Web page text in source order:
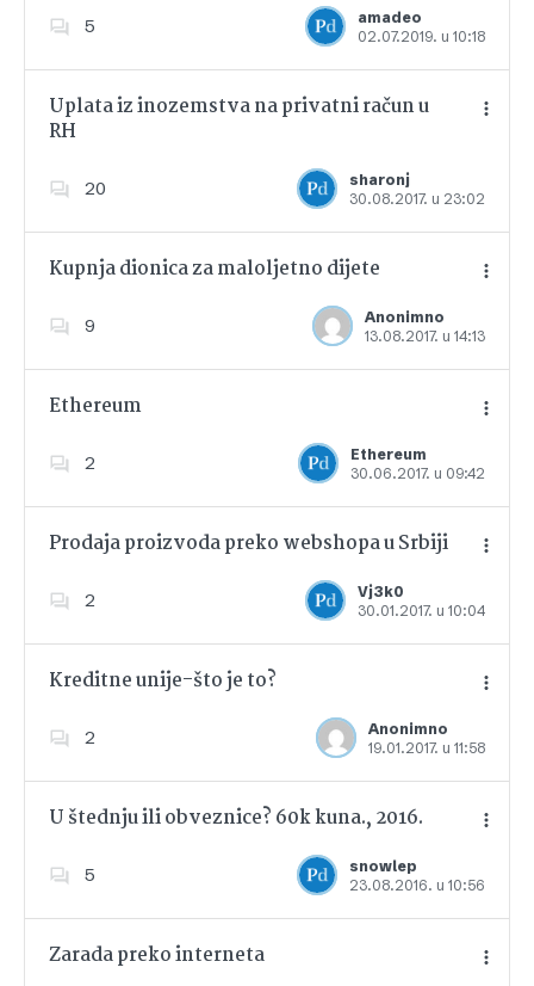
5
amadeo
02.07.2019. u 10:18
Dodajte u favorite
Uplata iz inozemstva na privatni račun u
RH
20
sharonj
30.08.2017. u 23:02
Dodajte u favorite
Kupnja dionica za maloljetno dijete
9
Anonimno
13.08.2017. u 14:13
Dodajte u favorite
Ethereum
2
Ethereum
30.06.2017. u 09:42
Dodajte u favorite
Prodaja proizvoda preko webshopa u Srbiji
2
Vj3k0
30.01.2017. u 10:04
Dodajte u favorite
Kreditne unije-što je to?
2
Anonimno
19.01.2017. u 11:58
Dodajte u favorite
U štednju ili obveznice? 60k kuna., 2016.
5
snowlep
23.08.2016. u 10:56
Dodajte u favorite
Zarada preko interneta